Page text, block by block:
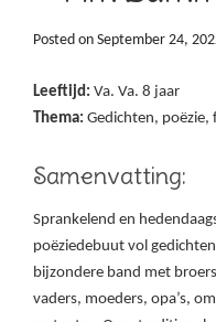
Posted on September 24,
Leeftijd: Va. Va. 8 jaar
Thema: Gedichten, poëzie,
Samenvatting:
Sprankelend en
poëziedebuut vol
bijzondere band met
vaders, moeders, opa’s,